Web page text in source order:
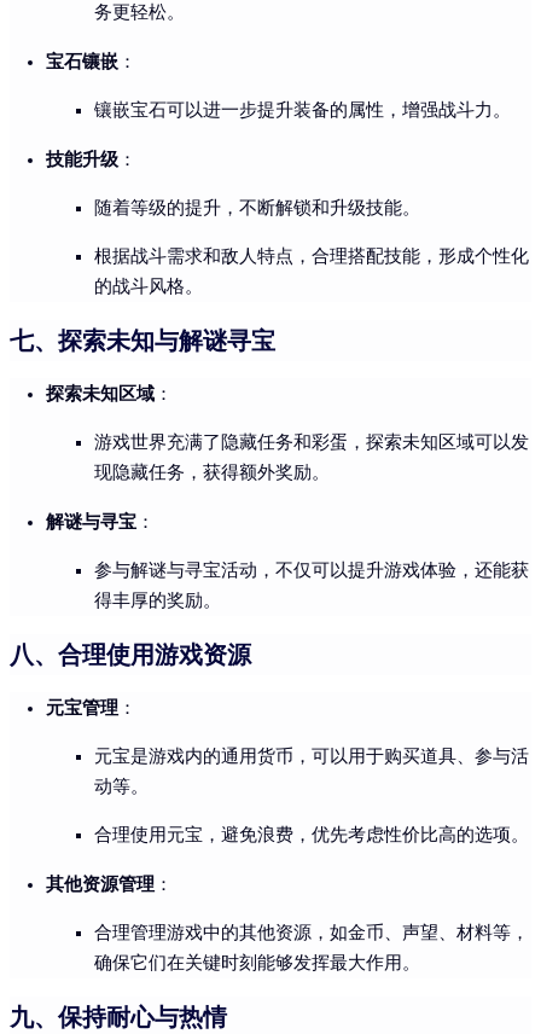
务更轻松。
宝石镶嵌 ：
镶嵌宝石可以进一步提升装备的属性，增强战斗力。
技能升级 ：
随着等级的提升，不断解锁和升级技能。
根据战斗需求和敌人特点，合理搭配技能，形成个性化
的战斗风格。
七、探索未知与解谜寻宝
探索未知区域 ：
游戏世界充满了隐藏任务和彩蛋，探索未知区域可以发
现隐藏任务，获得额外奖励。
解谜与寻宝 ：
参与解谜与寻宝活动，不仅可以提升游戏体验，还能获
得丰厚的奖励。
八、合理使用游戏资源
元宝管理 ：
元宝是游戏内的通用货币，可以用于购买道具、参与活
动等。
合理使用元宝，避免浪费，优先考虑性价比高的选项。
其他资源管理 ：
合理管理游戏中的其他资源，如金币、声望、材料等，
确保它们在关键时刻能够发挥最大作用。
九、保持耐心与热情